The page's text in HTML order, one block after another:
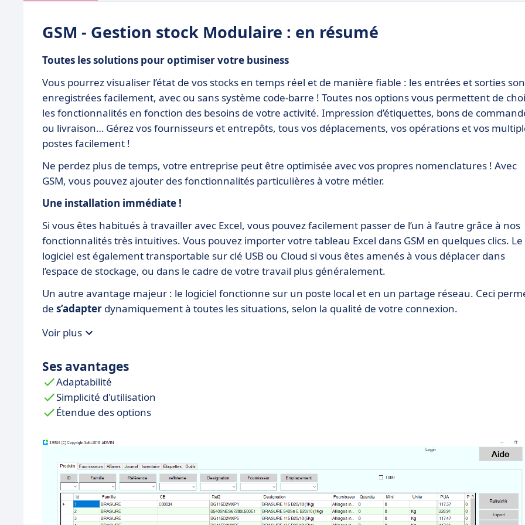
GSM - Gestion stock Modulaire : en résumé
Toutes les solutions pour optimiser votre business
Vous pourrez visualiser l’état de vos stocks en temps réel et de manière fiable : les entrées et sorties
enregistrées facilement, avec ou sans système code-barre ! Toutes nos options vous permettent de
les fonctionnalités en fonction des besoins de votre activité. Impression d’étiquettes, bons de
ou livraison… Gérez vos fournisseurs et entrepôts, tous vos déplacements, vos opérations et vos
postes facilement !
Ne perdez plus de temps, votre entreprise peut être optimisée avec vos propres nomenclatures ! Avec
GSM, vous pouvez ajouter des fonctionnalités particulières à votre métier.
Une installation immédiate !
Si vous êtes habitués à travailler avec Excel, vous pouvez facilement passer de l’un à l’autre grâce à nos
fonctionnalités très intuitives. Vous pouvez importer votre tableau Excel dans GSM en quelques clics. Le
logiciel est également transportable sur clé USB ou Cloud si vous êtes amenés à vous déplacer dans
l’espace de stockage, ou dans le cadre de votre travail plus généralement.
Un autre avantage majeur : le logiciel fonctionne sur un poste local et en un partage réseau. Ceci
de s’adapter dynamiquement à toutes les situations, selon la qualité de votre connexion.
Voir plus
Ses avantages
Adaptabilité
Simplicité d'utilisation
Étendue des options